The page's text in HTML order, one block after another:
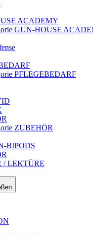
ACADEMY
GUN-HOUSE
PFLEGEBEDARF
ZUBEHÖR
BIPODS
/ LEKTÜRE